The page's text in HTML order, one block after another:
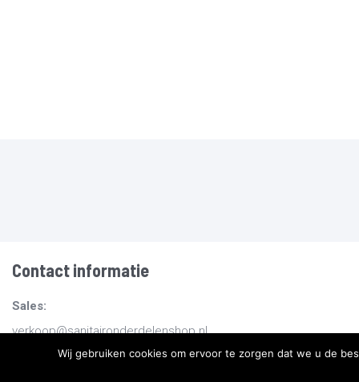
Contact informatie
Sales:
verkoop@sanitaironderdelenshop.nl
Algemeen:Wij gebruiken cookies om ervoor te zorgen dat we u de